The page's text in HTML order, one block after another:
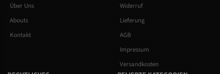
Über Uns
Abouts
Kontakt
Widerruf
Lieferung
AGB
Impressum
Versandkosten